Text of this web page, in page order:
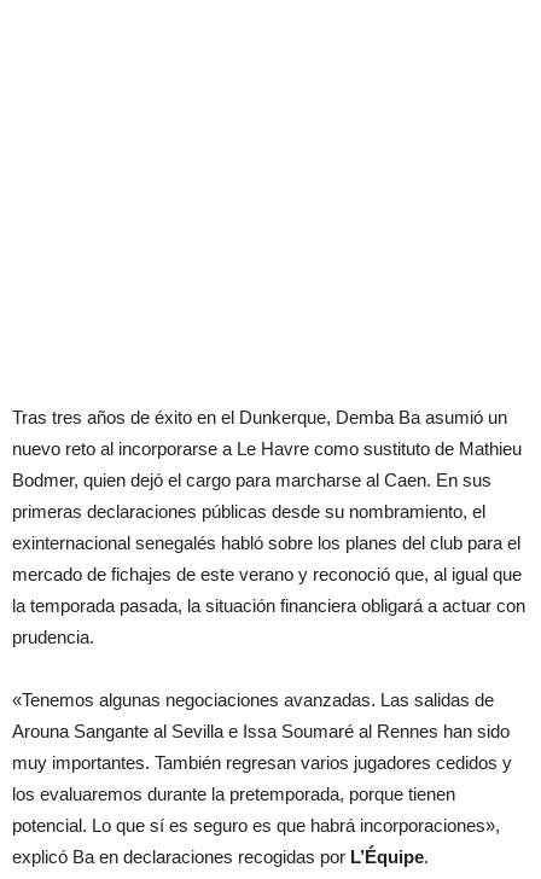
Tras tres años de éxito en el Dunkerque, Demba Ba asumió un
nuevo reto al incorporarse a Le Havre como sustituto de Mathieu
Bodmer, quien dejó el cargo para marcharse al Caen. En sus
primeras declaraciones públicas desde su nombramiento, el
exinternacional senegalés habló sobre los planes del club para el
mercado de fichajes de este verano y reconoció que, al igual que
la temporada pasada, la situación financiera obligará a actuar con
prudencia.
«Tenemos algunas negociaciones avanzadas. Las salidas de
Arouna Sangante al Sevilla e Issa Soumaré al Rennes han sido
muy importantes. También regresan varios jugadores cedidos y
los evaluaremos durante la pretemporada, porque tienen
potencial. Lo que sí es seguro es que habrá incorporaciones»,
explicó Ba en declaraciones recogidas por L’Équipe.